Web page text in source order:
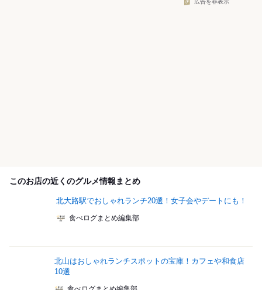
広告を非表示
このお店の近くのグルメ情報まとめ
北大路駅でおしゃれランチ20選！女子会やデートにも！
食べログまとめ編集部
北山はおしゃれランチスポットの宝庫！カフェや和食店
10選